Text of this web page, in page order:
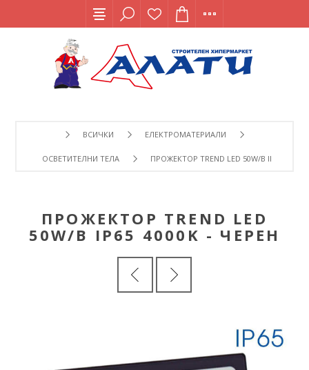
ВСИЧКИ ЕЛЕКТРОМАТЕРИАЛИ
ОСВЕТИТЕЛНИ ТЕЛА ПРОЖЕКТОР TREND LED 50W/B IP65
ПРОЖЕКТОР TREND LED
50W/B IP65 4000K - ЧЕРЕН